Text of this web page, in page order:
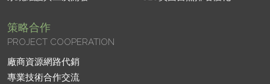
策略合作
PROJECT COOPERATION
廠商資源網路代銷
專業技術合作交流